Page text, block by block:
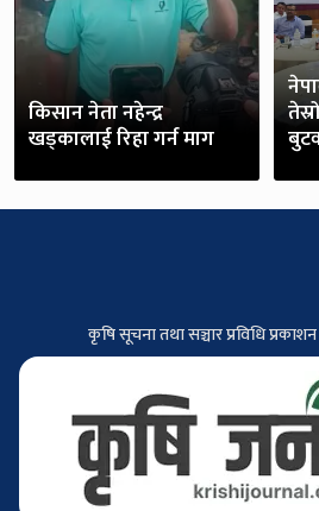
किसान नेता नहेन्द्र
खड्कालाई रिहा गर्न माग
कृषि सूचना तथा सञ्चार प्रविधि प्रकाशन